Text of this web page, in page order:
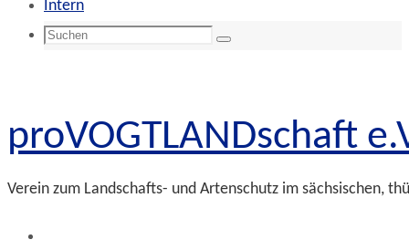
Intern
Suchen
Suchen
proVOGTLANDschaft
Verein zum Landschafts- und Artenschutz im sächsischen,